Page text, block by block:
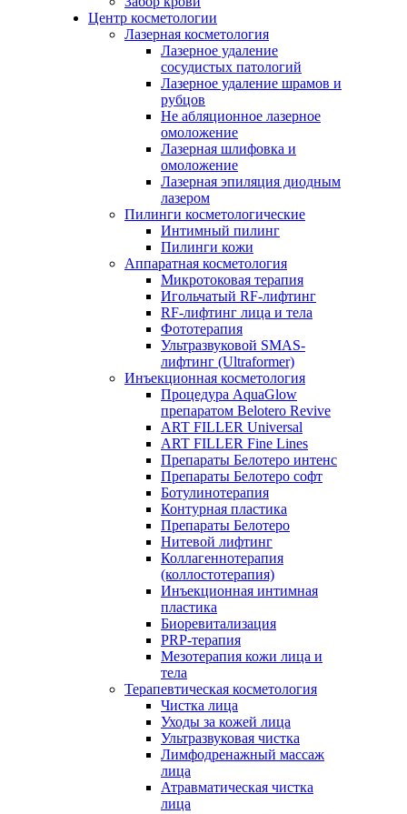
Центр косметологии
Лазерная косметология
Лазерное удаление
сосудистых патологий
Лазерное удаление шрамов и
рубцов
Не абляционное лазерное
омоложение
Лазерная шлифовка и
омоложение
Лазерная эпиляция диодным
лазером
Пилинги косметологические
Интимный пилинг
Пилинги кожи
Аппаратная косметология
Микротоковая терапия
Игольчатый RF-лифтинг
RF-лифтинг лица и тела
Фототерапия
Ультразвуковой SMAS-
лифтинг (Ultraformer)
Инъекционная косметология
Процедура AquaGlow
препаратом Belotero Revive
ART FILLER Universal
ART FILLER Fine Lines
Препараты Белотеро интенс
Препараты Белотеро софт
Ботулинотерапия
Контурная пластика
Препараты Белотеро
Нитевой лифтинг
Коллагеннотерапия
(коллостотерапия)
Инъекционная интимная
пластика
Биоревитализация
PRP-терапия
Мезотерапия кожи лица и
тела
Терапевтическая косметология
Чистка лица
Уходы за кожей лица
Ультразвуковая чистка
Лимфодренажный массаж
лица
Атравматическая чистка
лица